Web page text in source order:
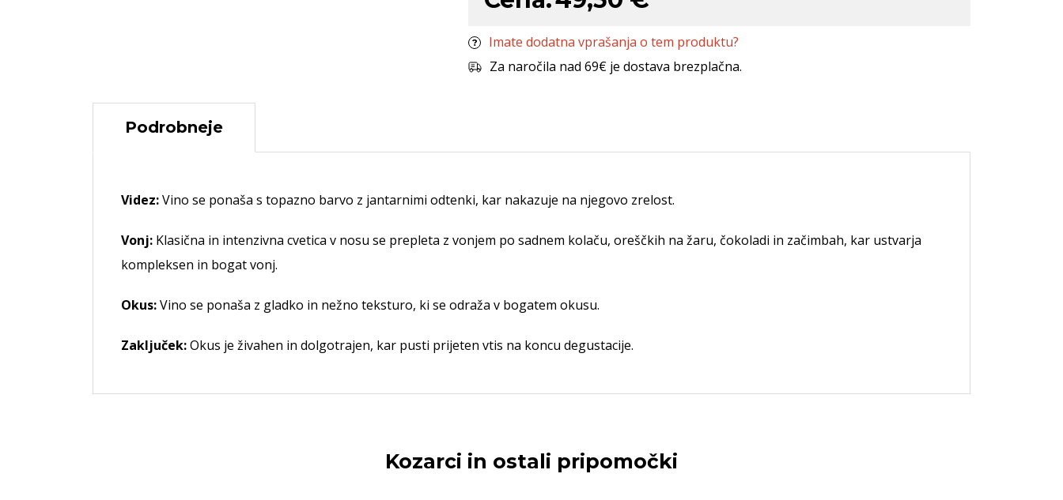
Imate dodatna vprašanja o tem produktu?
Za naročila nad 69€ je dostava brezplačna.
Podrobneje
Videz:Vino se ponaša s topazno barvo z jantarnimi odtenki, kar nakazuje na njegovo zrelost.
Vonj: Klasična in intenzivna cvetica v nosu se prepleta z vonjem po sadnem kolaču, oreščkih na žaru, čokoladi in začimbah, kar ustvarja
kompleksen in bogat vonj.
Okus:Vino se ponaša z gladko in nežno teksturo, ki se odraža v bogatem okusu.
Zaključek:Okus je živahen in dolgotrajen, kar pusti prijeten vtis na koncu degustacije.
Kozarci in ostali pripomočki